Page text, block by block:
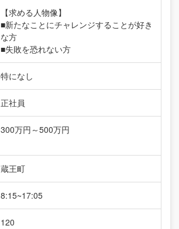
【求める人物像】
■新たなことにチャレンジすることが好き
な方
■失敗を恐れない方
特になし
正社員
300万円～500万円
蔵王町
8:15~17:05
120